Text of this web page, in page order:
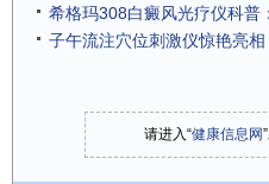
希格玛308白癜风光疗仪科普
子午流注穴位刺激仪惊艳亮相
请进入“健康信息网